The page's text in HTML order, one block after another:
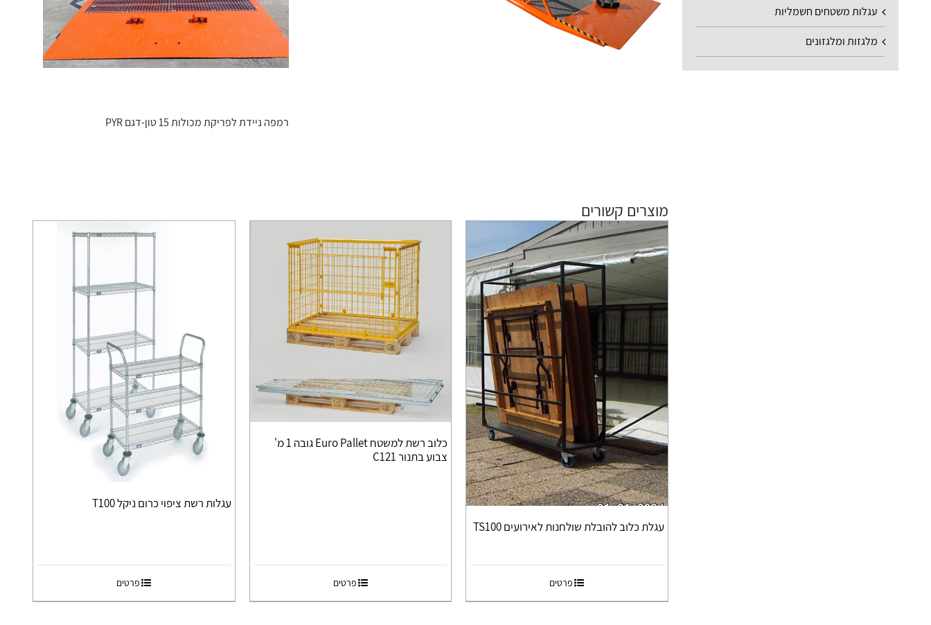
רמפה ניידת לפריקת מכולות 15 טון-דגם PYR
מוצרים קשורים
עגלת כלוב להובלת שולחנות לאירועים TS100
פרטים
כלוב רשת למשטח Euro Pallet גובה 1 מ'
צבוע בתנור C121
פרטים
עגלות רשת ציפוי כרום ניקל T100
פרטים
עגלות משטחים חשמליות
מלגזות ומלגזונים